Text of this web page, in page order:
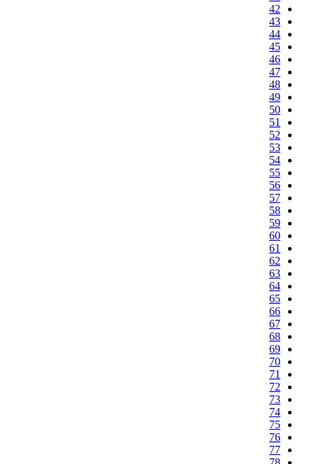
42
43
44
45
46
47
48
49
50
51
52
53
54
55
56
57
58
59
60
61
62
63
64
65
66
67
68
69
70
71
72
73
74
75
76
77